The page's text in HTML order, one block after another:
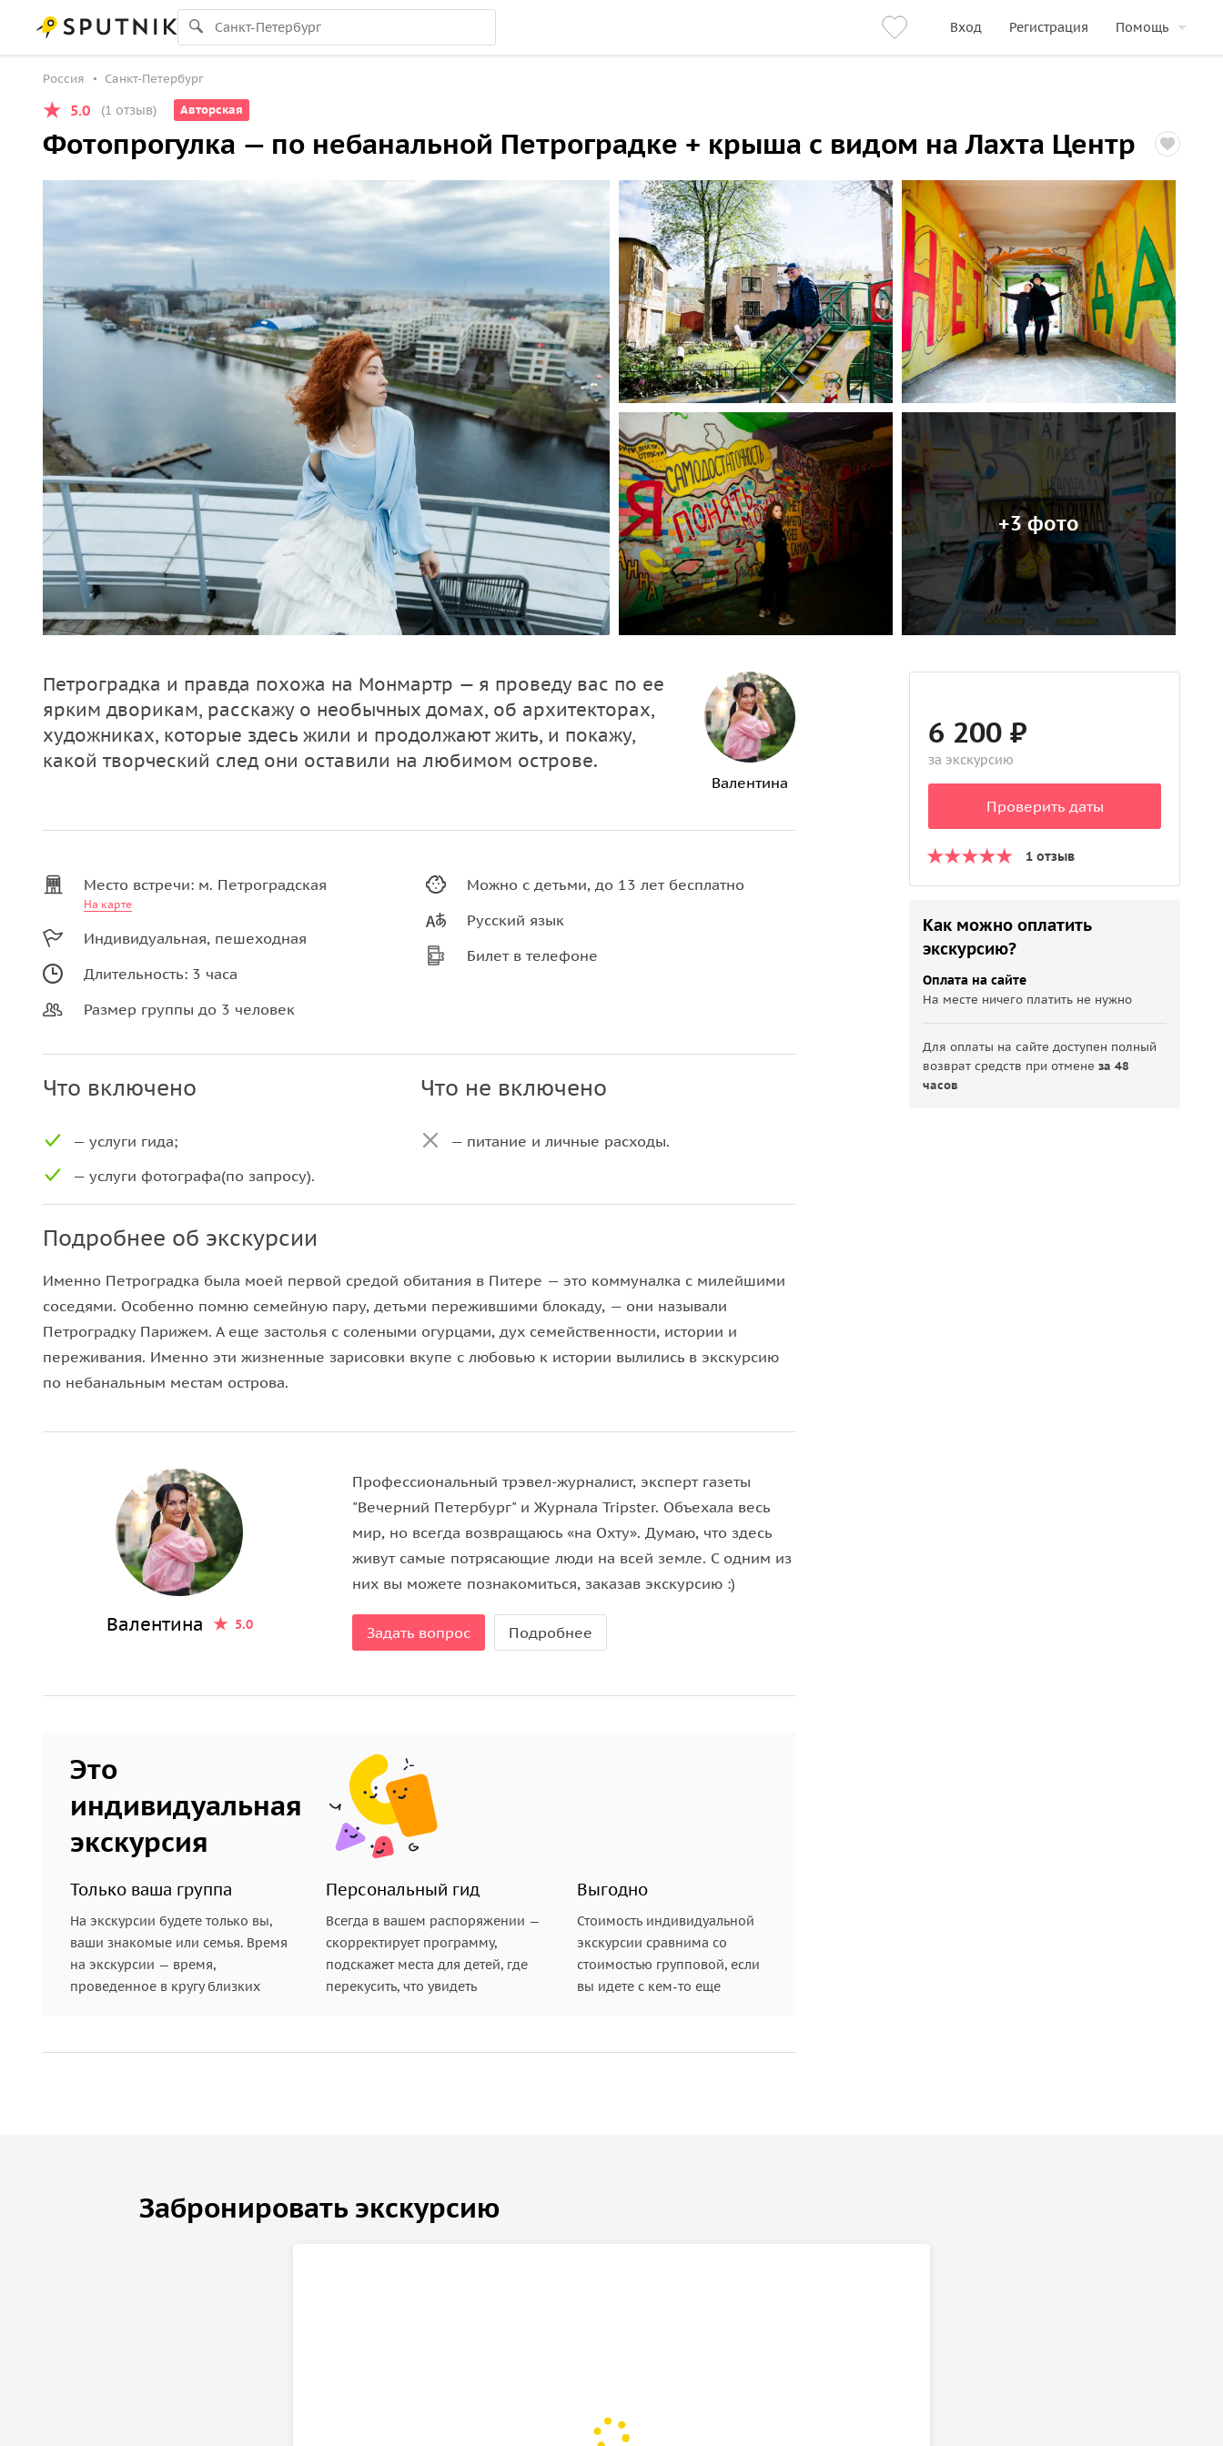
Вход Регистрация Помощь
Россия Санкт-Петербург
5.0 (1 отзыв) Авторская
Фотопрогулка — по небанальной Петроградке + крыша с видом на Лахта Центр
+3 фото
Петроградка и правда похожа на Монмартр — я проведу вас по ее
ярким дворикам, расскажу о необычных домах, об архитекторах,
художниках, которые здесь жили и продолжают жить, и покажу,
какой творческий след они оставили на любимом острове.
Валентина
Место встречи: м. Петроградская
На карте
Индивидуальная, пешеходная
Длительность: 3 часа
Размер группы до 3 человек
Можно с детьми, до 13 лет бесплатно
Русский язык
Билет в телефоне
Что включено
— услуги гида;
— услуги фотографа(по запросу).
Что не включено
— питание и личные расходы.
Подробнее об экскурсии
Именно Петроградка была моей первой средой обитания в Питере — это коммуналка с милейшими
соседями. Особенно помню семейную пару, детьми пережившими блокаду, — они называли
Петроградку Парижем. А еще застолья с солеными огурцами, дух семейственности, истории и
переживания. Именно эти жизненные зарисовки вкупе с любовью к истории вылились в экскурсию
по небанальным местам острова.
Валентина 5.0
Профессиональный трэвел-журналист, эксперт газеты
"Вечерний Петербург" и Журнала Tripster. Объехала весь
мир, но всегда возвращаюсь «на Охту». Думаю, что здесь
живут самые потрясающие люди на всей земле. С одним из
них вы можете познакомиться, заказав экскурсию :)
Задать вопрос Подробнее
Это
индивидуальная
экскурсия
Только ваша группа
На экскурсии будете только вы,
ваши знакомые или семья. Время
на экскурсии — время,
проведенное в кругу близких
Персональный гид
Всегда в вашем распоряжении —
скорректирует программу,
подскажет места для детей, где
перекусить, что увидеть
Выгодно
Стоимость индивидуальной
экскурсии сравнима со
стоимостью групповой, если
вы идете с кем-то еще
6 200 ₽
за экскурсию
Проверить даты
1 отзыв
Как можно оплатить
экскурсию?
Оплата на сайте
На месте ничего платить не нужно
Для оплаты на сайте доступен полный
возврат средств при отменеза 48
часов
Забронировать экскурсию